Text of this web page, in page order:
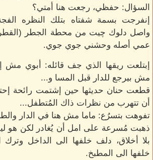
السؤال: حفظي، رجعت هنا أمتي؟
إنفرجت بسمة شفتاه بتلك النظره
واصل دلوك چيت من محطة الجطر
عمي أصله وحشني جوي جوي.
إبتلعت ريقها الذي جف قائله: أبوي مش
مش بيرجع للدار قبل المسا و...
قطعت حنان حديثها حين إشتمت رائحة
أن تتهرب من نظرات ذاك المُتطفل...
تفوهت بتسرُع: ماما مش هنا في الدار
ذهبت مُسرعة على امل أن يُغادر لكن
بلا أخلاق، دلف خلفها الى الداخل وترك
خلفها الى المطبخ.